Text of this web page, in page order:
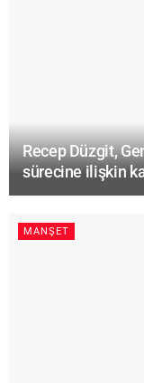
Recep Düzgit,
sürecine ilişkin
MANŞET